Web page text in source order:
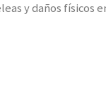
y daños físicos